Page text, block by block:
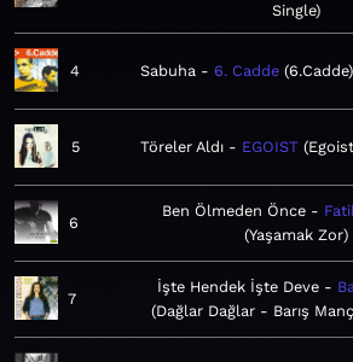
Single
4 Sabuha 6. Cadde 6.Cadde
5 Töreler Aldı EGOIST
6
Ben Ölmeden Önce
Yaşamak Zor
7
İşte Hendek İşte Deve
Dağlar Dağlar - Barış